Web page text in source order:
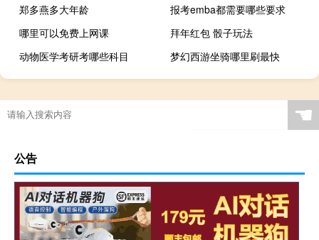
郑多燕多大年龄
报考emba都需要哪些要求
哪里可以免费上网课
拜年红包 骰子玩法
动物医学考研考哪些科目
梦幻西游坐骑哪里刷最快
☚
公告